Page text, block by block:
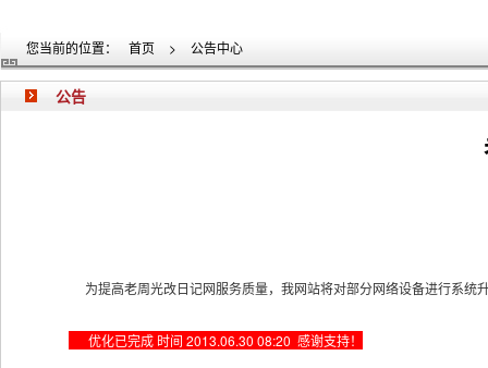
您当前的位置： 首页 > 公告中心
公告
为提高老周光改日记网服务质量，我网站将对部分网络设备进行系统
优化已完成 时间 2013.06.30 08:20 感谢支持！